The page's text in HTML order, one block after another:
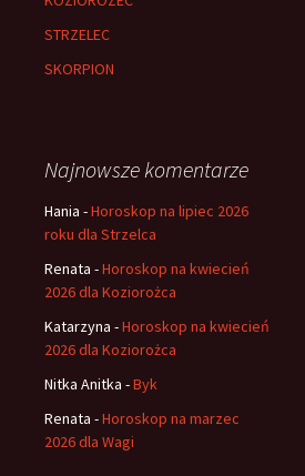
STRZELEC
SKORPION
Najnowsze komentarze
Hania -Horoskop na lipiec 2026
roku dla Strzelca
Renata -Horoskop na kwiecień
2026 dla Koziorożca
Katarzyna -Horoskop na kwiecień
2026 dla Koziorożca
Nitka Anitka -Byk
Renata -Horoskop na marzec
2026 dla Wagi